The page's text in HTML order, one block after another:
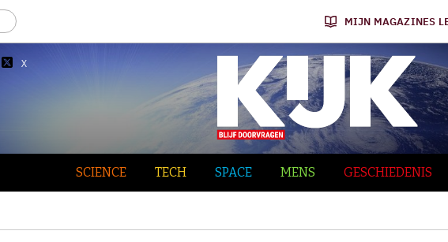
MIJN MAGAZINES
X
SCIENCE TECH SPACE MENS GESCHIEDENIS